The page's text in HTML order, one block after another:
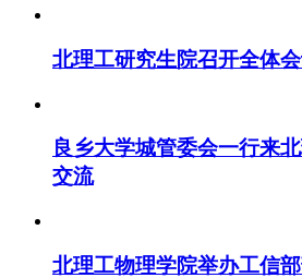
北理工研究生院召开全体
良乡大学城管委会一行来
交流
北理工物理学院举办工信